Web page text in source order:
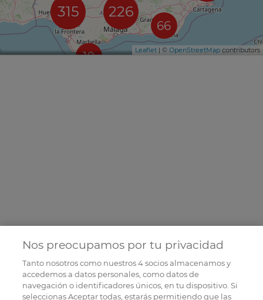
10
226
315
66
Leaflet | © OpenStreetMap contributors
Nos preocupamos por tu privacidad
Tanto nosotros como nuestros4socios almacenamos y
accedemos a datos personales, como datos de
navegación o identificadores únicos, en tu dispositivo. Si
seleccionas Aceptar todas, estarás permitiendo que las